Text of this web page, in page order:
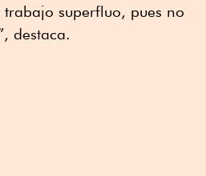
superfluo, pues no
destaca.